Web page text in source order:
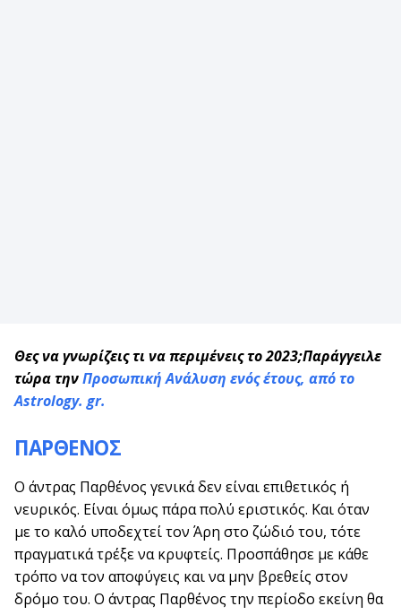
Θες να γνωρίζεις τι να περιμένεις το 2023;Παράγγειλε
τώρα τηνΠροσωπική Ανάλυση ενός έτους, από το
Astrology. gr.
ΠΑΡΘΕΝΟΣ
Ο άντρας Παρθένος γενικά δεν είναι επιθετικός ή
νευρικός. Είναι όμως πάρα πολύ εριστικός. Και όταν
με το καλό υποδεχτεί τον Άρη στο ζώδιό του, τότε
πραγματικά τρέξε να κρυφτείς. Προσπάθησε με κάθε
τρόπο να τον αποφύγεις και να μην βρεθείς στον
δρόμο του. Ο άντρας Παρθένος την περίοδο εκείνη θα